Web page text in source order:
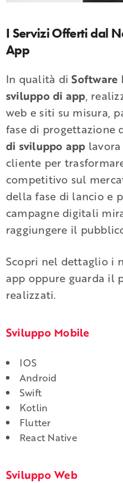
I Servizi Offerti dal
App
In qualità diSoftware
sviluppo di app,
web e siti su misura,
fase di progettazione
di sviluppo app
cliente per
competitivo sul
della fase di lancio e
campagne digitali
raggiungere il
Scopri nel dettaglio i
app oppure guarda il
realizzati.
Sviluppo Mobile
IOS
Android
Swift
Kotlin
Flutter
React Native
Sviluppo Web